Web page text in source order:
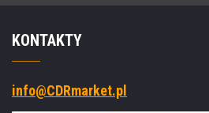
KONTAKTY
info@CDRmarket.pl